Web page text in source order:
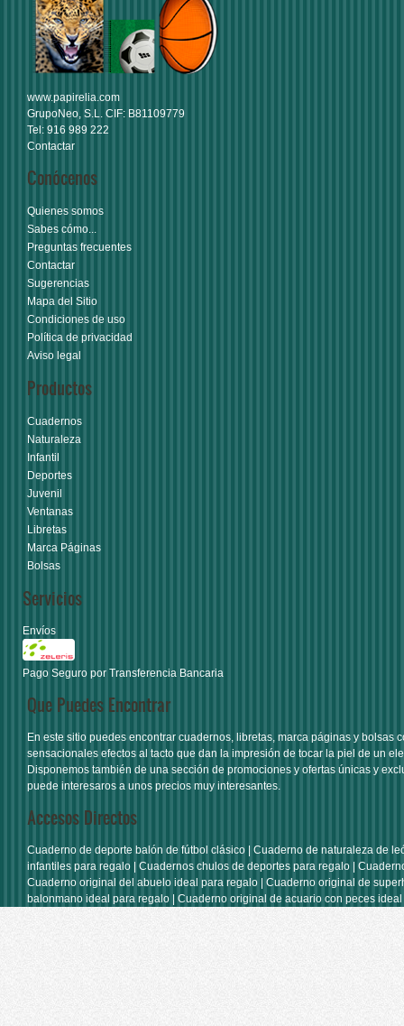
www.papirelia.com
GrupoNeo, S.L. CIF: B81109779
Tel: 916 989 222
Contactar
Conócenos
Quienes somos
Sabes cómo...
Preguntas frecuentes
Contactar
Sugerencias
Mapa del Sitio
Condiciones de uso
Política de privacidad
Aviso legal
Productos
Cuadernos
Naturaleza
Infantil
Deportes
Juvenil
Ventanas
Libretas
Marca Páginas
Bolsas
Servicios
Envíos
Pago Seguro por Transferencia Bancaria
Que Puedes Encontrar
En este sitio puedes encontrar cuadernos, libretas, marca páginas y bolsas
sensacionales efectos al tacto que dan la impresión de tocar la piel de un
Disponemos también de una sección de promociones y ofertas únicas y
puede interesaros a unos precios muy interesantes.
Accesos Directos
Cuaderno de deporte balón de fútbol clásico
Cuaderno de naturaleza de
infantiles para regalo
Cuadernos chulos de deportes para regalo
Cuaderno original del abuelo ideal para regalo
Cuaderno original de
balonmano ideal para regalo
Cuaderno original de acuario con peces